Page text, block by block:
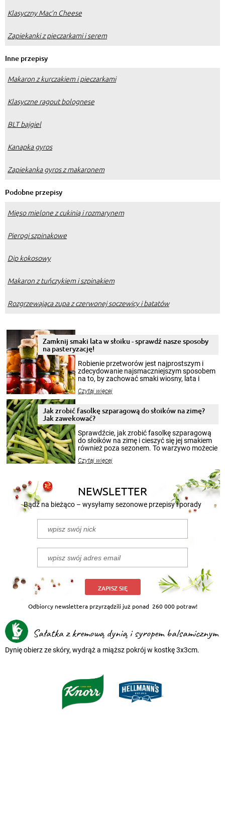
Klasyczny Mac’n Cheese
Zapiekanki z pieczarkami i serem
Inne przepisy
Makaron z kurczakiem i pieczarkami
Klasyczne ragout bolognese
BLT bajgiel
Kanapka gyros
Zapiekanka gyros z makaronem
Podobne przepisy
Mięso mielone z cukinią i rozmarynem
Pierogi szpinakowe
Dip kokosowy
Makaron z tuńczykiem i szpinakiem
Rozgrzewająca zupa z czerwonej soczewicy i batatów
Zamknij smaki lata w słoiku - sprawdź nasze sposoby
na pasteryzację!
Robienie przetworów jest najprostszym i
zdecydowanie najsmaczniejszym sposobem
na to, by zachować smaki wiosny, lata i
krajobrazów, by cieszyć nimi oko w sezonie
pełni poczuć atmosferę cieplejszych
miesięcy. Przygotowanie słoików ze
patenty, które pozwolą zachować świeżość
przetworów.
Czytaj więcej
Jak zrobić fasolkę szparagową do słoików na zimę?
Jak zawekować?
Sprawdźcie, jak zrobić fasolkę szparagową
do słoików na zimę i cieszyć się jej smakiem
również poza sezonem. To warzywo możecie
nasze propozycje!
Czytaj więcej
NEWSLETTER
Bądź na bieżąco – wysyłamy sezonowe przepisy i porady
ZAPISZ SIĘ
Odbiorcy newslettera przyrządzili już ponad 260 000 potraw!
Sałatka z kremową dynią i syropem balsamicznym
Dynię obierz ze skóry, wydrąż a miąższ pokrój w kostkę 3x3cm.